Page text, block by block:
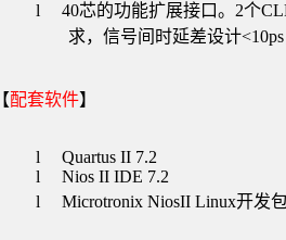
l
40芯的功能扩展接口。 2个
求，信号间时延差设计<10ps
【配套软件】
l
Quartus II 7.2
l
Nios II IDE 7.2
l
Microtronix NiosII Linux开发包